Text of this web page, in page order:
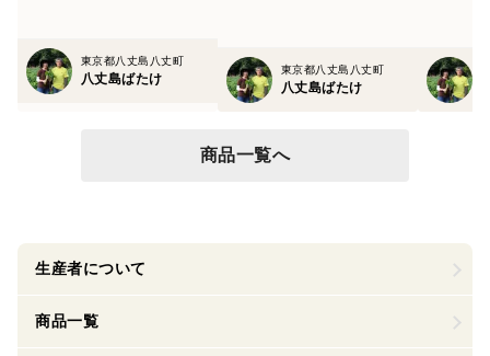
東京都八丈島八丈町
八丈島ばたけ
東京都八丈島八丈町
八丈島ばたけ
商品一覧へ
生産者について
商品一覧